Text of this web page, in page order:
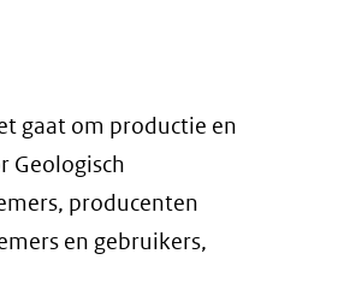
gaat om productie en
Geologisch
producenten
en gebruikers,